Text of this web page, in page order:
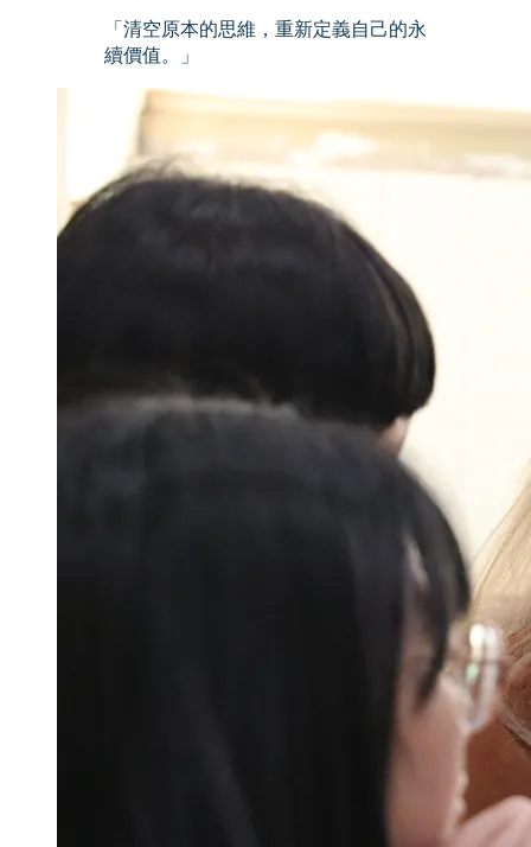
「 清空原本的思維，重新定義自己的永
續價值。
」